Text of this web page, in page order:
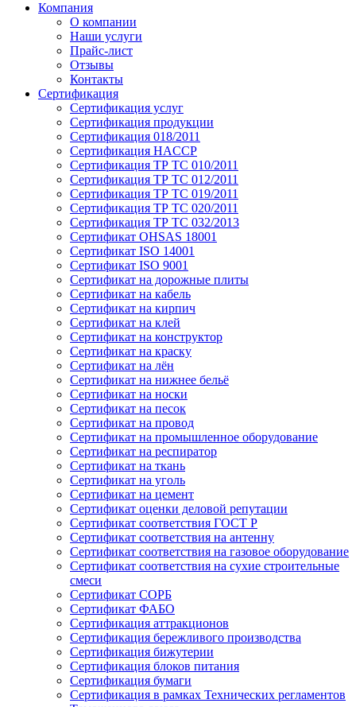
Компания
О компании
Наши услуги
Прайс-лист
Отзывы
Контакты
Сертификация
Сертификация услуг
Сертификация продукции
Сертификация 018/2011
Сертификация HACCP
Сертификация ТР ТС 010/2011
Сертификация ТР ТС 012/2011
Сертификация ТР ТС 019/2011
Сертификация ТР ТС 020/2011
Сертификация ТР ТС 032/2013
Сертификат OHSAS 18001
Сертификат ISO 14001
Сертификат ISO 9001
Сертификат на дорожные плиты
Сертификат на кабель
Сертификат на кирпич
Сертификат на клей
Сертификат на конструктор
Сертификат на краску
Сертификат на лён
Сертификат на нижнее бельё
Сертификат на носки
Сертификат на песок
Сертификат на провод
Сертификат на промышленное оборудование
Сертификат на респиратор
Сертификат на ткань
Сертификат на уголь
Сертификат на цемент
Сертификат оценки деловой репутации
Сертификат соответствия ГОСТ Р
Сертификат соответствия на антенну
Сертификат соответствия на газовое оборудование
Сертификат соответствия на сухие строительные
смеси
Сертификат СОРБ
Сертификат ФАБО
Сертификация аттракционов
Сертификация бережливого производства
Сертификация бижутерии
Сертификация блоков питания
Сертификация бумаги
Сертификация в рамках Технических регламентов